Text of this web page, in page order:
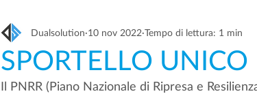
SPORTELLO
Dualsolution 10 nov 2022 Tempo di lettura: 1 min
Il PNRR (Piano Nazionale di Ripresa e